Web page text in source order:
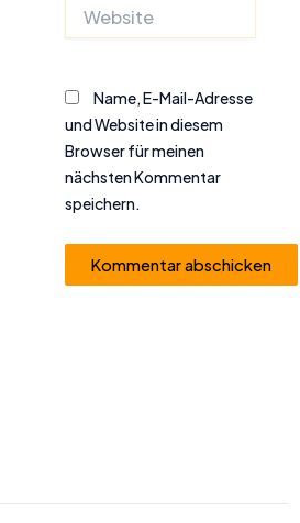
Name, E-Mail-Adresse
und Website in diesem
Browser für meinen
nächsten Kommentar
speichern.